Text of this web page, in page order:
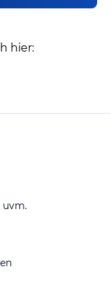
hier:
uvm.